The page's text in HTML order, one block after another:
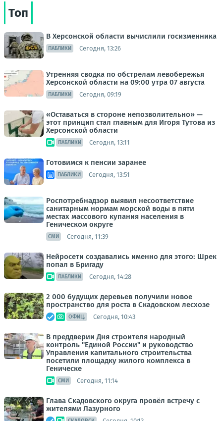
Топ
В Херсонской области вычислили госизменника
ПАБЛИКИ Сегодня, 13:26
Утренняя сводка по обстрелам левобережья
Херсонской области на 09:00 утра 07 августа
ПАБЛИКИ Сегодня, 09:19
«Оставаться в стороне непозволительно» —
этот принцип стал главным для Игоря Тутова из
Херсонской области
ПАБЛИКИ Сегодня, 13:11
Готовимся к пенсии заранее
ПАБЛИКИ Сегодня, 13:51
Роспотребнадзор выявил несоответствие
санитарным нормам морской воды в пяти
местах массового купания населения в
Геническом округе
СМИ Сегодня, 11:39
Нейросети создавались именно для этого: Шрек
попал в Бригаду
ПАБЛИКИ Сегодня, 14:28
2 000 будущих деревьев получили новое
пространство для роста в Скадовском лесхозе
ОФИЦ. Сегодня, 10:43
В преддверии Дня строителя народный
контроль "Единой России" и руководство
Управления капитального строительства
посетили площадку жилого комплекса в
Геническе
СМИ Сегодня, 11:14
Глава Скадовского округа провёл встречу с
жителями Лазурного